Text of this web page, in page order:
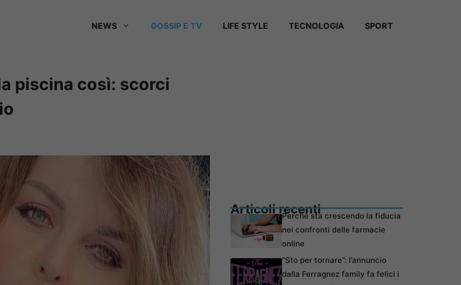
NEWS GOSSIP E TV LIFE STYLE TECNOLOGIA SPORT
piscina così: scorci
Articoli recentiPerché sta crescendo la fiducia
nei confronti delle farmacie
online
“Sto per tornare”: l’annuncio
dalla Ferragnez family fa felici i